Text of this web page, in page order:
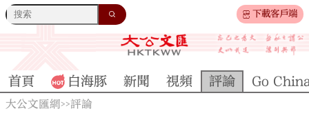
下載客戶端
首頁 白海豚 新聞 視頻 評論 Go
大公文匯網>>評論